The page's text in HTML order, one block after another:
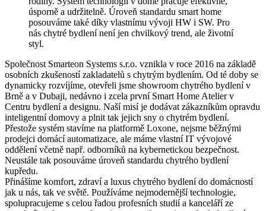
úsporně a udržitelně. Úroveň standardu smart home
posouváme také díky vlastnímu vývoji HW i SW. Pro
nás chytré bydlení není jen chvilkový trend, ale životní
styl.
Společnost Smarteon Systems s.r.o. vznikla v roce 2016 na základě
osobních zkušeností zakladatelů s chytrým bydlením. Od té doby se
dynamicky rozvíjíme, otevřeli jsme showroom chytrého bydlení v
Brně a v Dubaji, nedávno i zcela první Smart Home Atelier v
Centru bydlení a designu. Naší misí je dodávat zákazníkům opravdu
inteligentní domovy a plnit tak jejich sny o chytrém bydlení.
Přestože systém stavíme na platformě Loxone, nejsme běžnými
prodejci domácí automatizace, ale máme vlastní IT vývojové
oddělení včetně např. odborníků na kybernetickou bezpečnost.
Neustále tak posouváme úroveň standardu chytrého bydlení
kupředu.
Přinášíme komfort, zdraví a luxus chytrého bydlení do domácností
jak u nás, tak ve světě. Používáme nejmodernější technologie,
spolupracujeme s celou řadou profesních studií a kanceláří ze